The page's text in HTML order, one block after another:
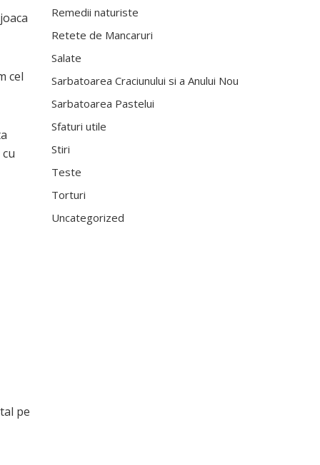
cel
pe
Remedii naturiste
Retete de Mancaruri
Salate
Sarbatoarea Craciunului si a Anului Nou
Sarbatoarea Pastelui
Sfaturi utile
Stiri
Teste
Torturi
Uncategorized